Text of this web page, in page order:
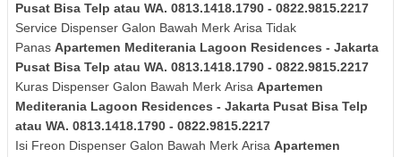
Pusat Bisa Telp atau WA. 0813.1418.1790 - 0822.9815.2217
Service Dispenser Galon Bawah Merk Arisa Tidak
Panas Apartemen Mediterania Lagoon Residences - Jakarta
Pusat Bisa Telp atau WA. 0813.1418.1790 - 0822.9815.2217
Kuras Dispenser Galon Bawah Merk Arisa Apartemen
Mediterania Lagoon Residences - Jakarta Pusat Bisa Telp
atau WA. 0813.1418.1790 - 0822.9815.2217
Isi Freon Dispenser Galon Bawah Merk Arisa Apartemen